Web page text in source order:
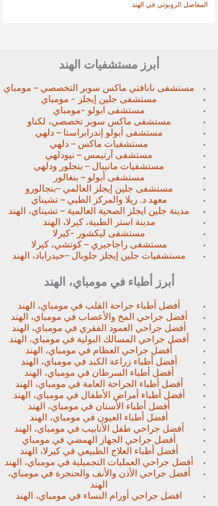
المفاصل الروبوتي في الهند
أبرز مستشفيات الهند
مستشفى نانافتي ماكس سوبر التخصصي – مومباي
مستشفى جلين إيجلز - مومباي
مستشفى ابولو -مومباي
مستشفى ماكس سوبر تخصصي، لكناو
مستشفى أبولو إندرابراستا – دلهي
مستشفيات ماكس – دلهي
مستشفى آرتيمس – نيودلهي
مستشفيات مانيبال – بنجلور ودلهي
مستشفى أبولو – بنغالور
مستشفى جلين إيجلز العالمي –بنجالورو
معهد د. ريلا والمركز الطبي – تشيناي
مدينة جلين ايجلز الصحية العالمية – تشيناي، الهند
مدينة استر الطبية، كيرلا، الهند
مستشفى ليكشور -كيرلا
مستشفى راجاجيري – كوتشي، كيرلا
مستشفيات جلين إيجلز جلوبال –حيدراباد، الهند
أبرز أطباء في مومباي، الهند
أفضل أطباء جراحة القلب في مومباي، الهند
أفضل جراحي المخ والأعصاب في مومباي، الهند
أفضل جراحي العمود الفقري في مومباي، الهند
أفضل جراحي المسالك البولية في مومباي، الهند
أفضل جراحي العظام في مومباي، الهند
أفضل أطباء زراعة الكبد في مومباي، الهند
أفضل أطباء السرطان في مومباي، الهند
أفضل أطباء الجراحة العامة في مومباي، الهند
أفضل أطباء أمراض الأطفال في مومباي، الهند
أفضل أطباء الأسنان في مومباي، الهند
أفضل أطباء العيون في مومباي، الهند
أفضل جراحي طفل الأنابيب في مومباي، الهند
أفضل جراحي الجهاز الهمضي في مومباي
أفضل أطباء العلاج الطبيعي في كيرلا، الهند
أفضل جراحي العمليات التجميلية في مومباي، الهند
أفضل جراحي الأذن والأنف والحنجرة في مومباي،
الهند
افضل جراحي أورام النساء في مومباي، الهند